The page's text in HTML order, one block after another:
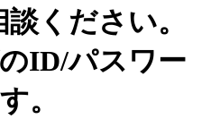
ください。
ID/パスワー
。